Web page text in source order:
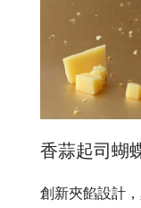
香蒜起司蝴
創新夾餡設計